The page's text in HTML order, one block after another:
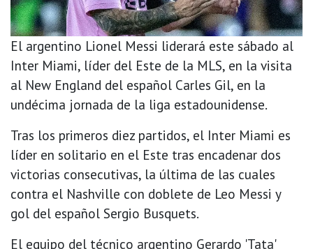
El argentino Lionel Messi liderará este sábado al
Inter Miami, líder del Este de la MLS, en la visita
al New England del español Carles Gil, en la
undécima jornada de la liga estadounidense.
Tras los primeros diez partidos, el Inter Miami es
líder en solitario en el Este tras encadenar dos
victorias consecutivas, la última de las cuales
contra el Nashville con doblete de Leo Messi y
gol del español Sergio Busquets.
El equipo del técnico argentino Gerardo 'Tata'